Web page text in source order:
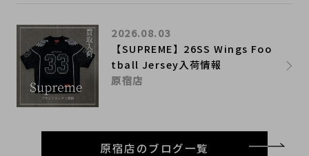
【SUPREME】26SS Wings Foo
tball Jersey入荷情報
2026.08.03
原宿店
原宿店のブログ一覧